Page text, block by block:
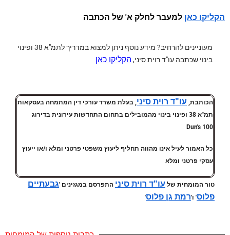
הקליקו כאן למעבר לחלק א' של הכתבה
מעוניינים להרחיב?
מידע נוסף ניתן למצוא במדריך לתמ"א 38 ופינוי
בינוי שכתבה עו"ד רוית סיני, הקליקו כאן
הכותבת, עו"ד רוית סיני, בעלת משרד עורכי דין המתמחה בעסקאות
תמ"א 38 ופינוי בינוי מהמובילים בתחום התחדשות עירונית בדירוג
Dun's 100
כל האמור לעיל אינו מהווה תחליף ליעוץ משפטי פרטני ומלא ו/או ייעוץ
עסקי פרטני ומלא
טור המומחית של עו"ד רוית סיני התפרסם במגזינים 'גבעתיים
פלוס' ו'רמת גן פלוס'